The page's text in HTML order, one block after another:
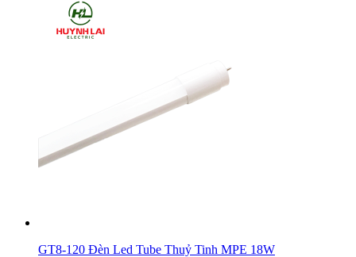
GT8-120 Đèn Led Tube Thuỷ Tinh MPE 18W